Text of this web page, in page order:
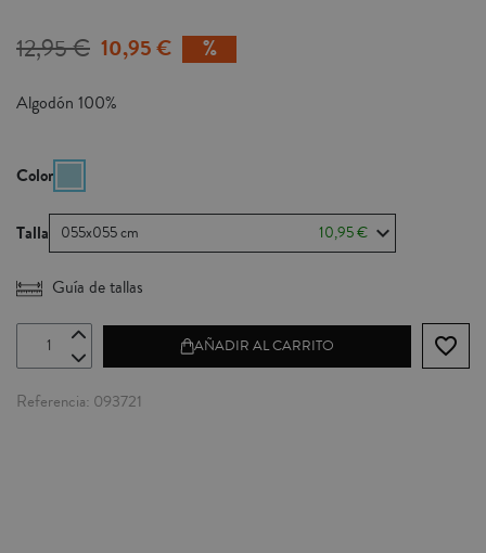
12,95 € 10,95 €
Algodón 100%
Color
Talla 055x055 cm 10,95 €
Guía de tallas
AÑADIR AL CARRITO favorite_border
Referencia 093721